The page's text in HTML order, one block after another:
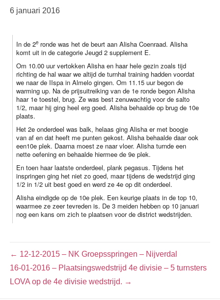
6 januari 2016
In de 2e ronde was het de beurt aan Alisha Coenraad. Alisha
komt uit in de categorie Jeugd 2 supplement E.
Om 10.00 uur vertokken Alisha en haar hele gezin zoals tijd
richting de hal waar we altijd de turnhal training hadden voordat
we naar de IIspa in Almelo gingen. Om 11.15 uur begon de
warming up. Na de prijsuitreiking van de 1e ronde begon Alisha
haar 1e toestel, brug. Ze was best zenuwachtig voor de salto
1/2, maar hij ging heel erg goed. Alisha behaalde op brug de 10e
plaats.
Het 2e onderdeel was balk, helaas ging Alisha er met boogje
van af en dat heeft me punten gekost. Alisha behaalde daar ook
een10e plek. Daarna moest ze naar vloer. Alisha turnde een
nette oefening en behaalde hiermee de 9e plek.
En toen haar laatste onderdeel, plank pegasus. Tijdens het
inspringen ging het niet zo goed, maar tijdens de wedstrijd ging
1/2 in 1/2 uit best goed en werd ze 4e op dit onderdeel.
Alisha eindigde op de 10e plek. Een keurige plaats in de top 10,
waarmee ze zeer tevreden is. De 3 meiden hebben op 10 januari
nog een kans om zich te plaatsen voor de district wedstrijden.
← 12-12-2015 – NK Groepsspringen – Nijverdal
16-01-2016 – Plaatsingswedstrijd 4e divisie – 5 turnsters
LOVA op de 4e divisie wedstrijd. →